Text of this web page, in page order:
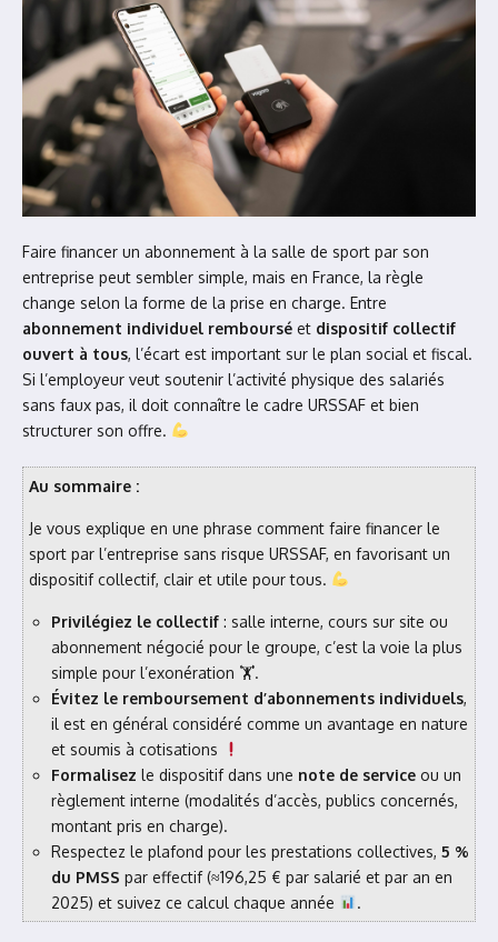
Faire financer un abonnement à la salle de sport par son
entreprise peut sembler simple, mais en France, la règle
change selon la forme de la prise en charge. Entre
abonnement individuel remboursé et dispositif collectif
ouvert à tous, l’écart est important sur le plan social et fiscal.
Si l’employeur veut soutenir l’activité physique des salariés
sans faux pas, il doit connaître le cadre URSSAF et bien
structurer son offre.
Au sommaire :
Je vous explique en une phrase comment faire financer le
sport par l’entreprise sans risque URSSAF, en favorisant un
dispositif collectif, clair et utile pour tous.
Privilégiez le collectif : salle interne, cours sur site ou
abonnement négocié pour le groupe, c’est la voie la plus
simple pour l’exonération 🏋️.
Évitez le remboursement d’abonnements individuels,
il est en général considéré comme un avantage en nature
et soumis à cotisations
Formalisez le dispositif dans une note de service ou un
règlement interne (modalités d’accès, publics concernés,
montant pris en charge).
Respectez le plafond pour les prestations collectives, 5 %
du PMSS par effectif (≈196,25 € par salarié et par an en
2025) et suivez ce calcul chaque année
.